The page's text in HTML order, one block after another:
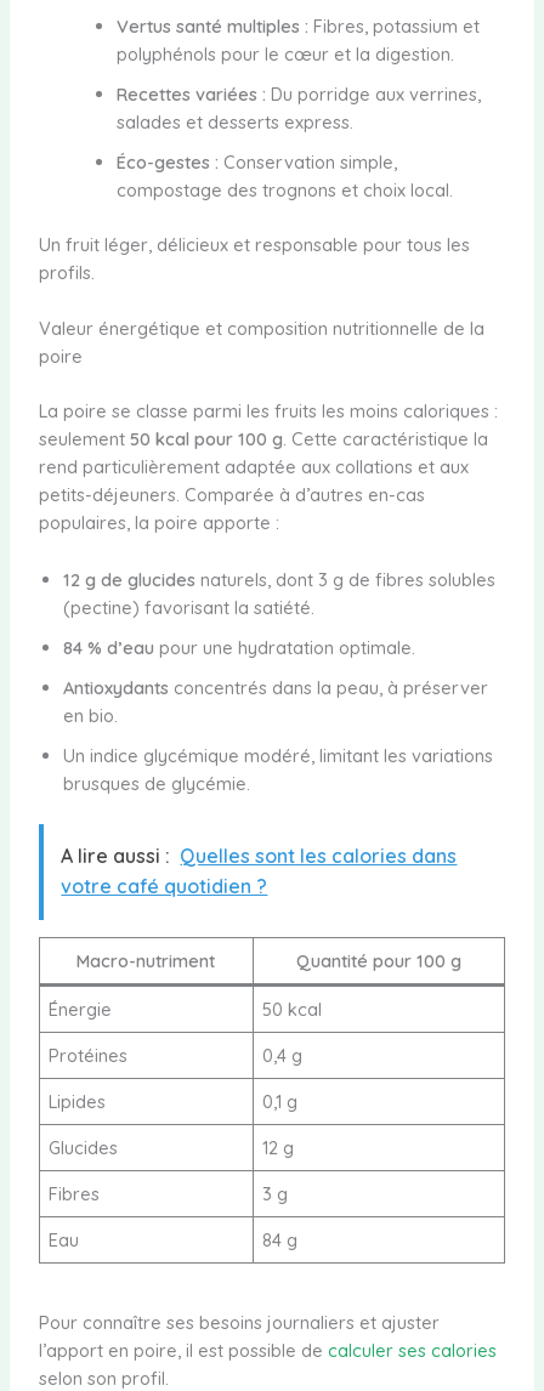
Vertus santé multiples : Fibres, potassium et
polyphénols pour le cœur et la digestion.
Recettes variées : Du porridge aux verrines,
salades et desserts express.
Éco-gestes : Conservation simple,
compostage des trognons et choix local.
Un fruit léger, délicieux et responsable pour tous les
profils.
Valeur énergétique et composition nutritionnelle de la
poire
La poire se classe parmi les fruits les moins caloriques :
seulement 50 kcal pour 100 g. Cette caractéristique la
rend particulièrement adaptée aux collations et aux
petits-déjeuners. Comparée à d’autres en-cas
populaires, la poire apporte :
12 g de glucides naturels, dont 3 g de fibres solubles
(pectine) favorisant la satiété.
84 % d’eau pour une hydratation optimale.
Antioxydants concentrés dans la peau, à préserver
en bio.
Un indice glycémique modéré, limitant les variations
brusques de glycémie.
A lire aussi : Quelles sont les calories dans
votre café quotidien ?
Macro-nutriment Quantité pour 100 g
Énergie
50 kcal
Protéines
0,4 g
Lipides
0,1 g
Glucides
12 g
Fibres
3 g
Eau
84 g
Pour connaître ses besoins journaliers et ajuster
l’apport en poire, il est possible de calculer ses calories
selon son profil.